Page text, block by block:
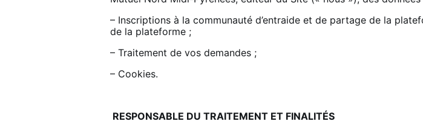
– Inscriptions à la communauté d’entraide et de partage de la
de la plateforme ;
– Traitement de vos demandes ;
– Cookies.
RESPONSABLE DU TRAITEMENT ET FINALITÉS